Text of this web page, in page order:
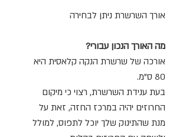
אורך השרשרת ניתן לבחירה
מה האורך הנכון עבורי?
אורכה של שרשרת הנקה קלאסית היא
80 ס"מ.
בעת ענידת השרשרת, רצוי כי מיקום
החרוזים יהיה במרכז החזה, זאת על
מנת שהתינוק שלך יוכל לתפוס, למולל